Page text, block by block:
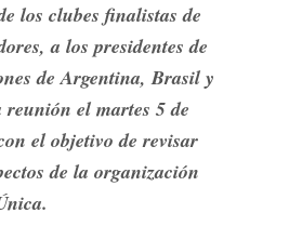
los clubes finalistas de
, a los presidentes de
de Argentina, Brasil y
el martes 5 de
el objetivo de revisar
de la organización